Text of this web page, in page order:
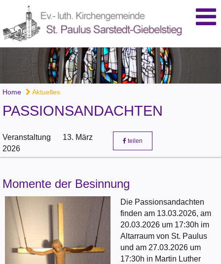
Home Aktuelles
PASSIONSANDACHTEN
Veranstaltung
13. März
2026
teilen
Momente der Besinnung
Die Passionsandachten
finden am 13.03.2026, am
20.03.2026 um 17:30h im
Altarraum von St. Paulus
und am 27.03.2026 um
17:30h in Martin Luther